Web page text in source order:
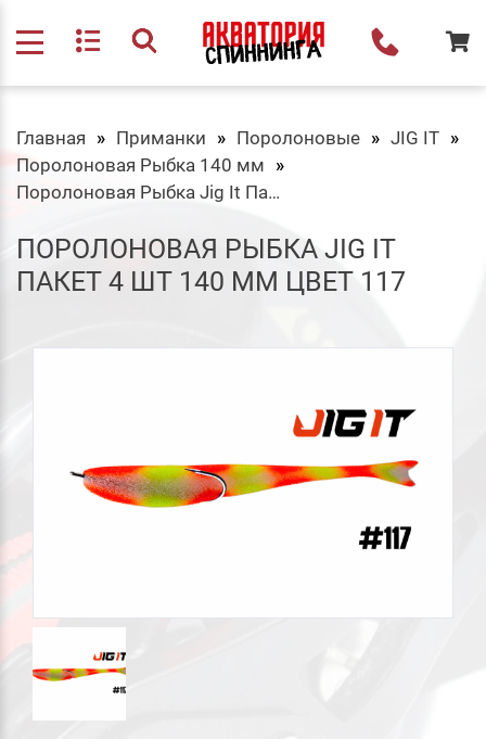
Главная Приманки Поролоновые
JIG IT
Поролоновая Рыбка 140 мм
Поролоновая Рыбка Jig It Пакет 4 шт 140 мм Цвет 117
ПОРОЛОНОВАЯ РЫБКА JIG IT
ПАКЕТ 4 ШТ 140 ММ ЦВЕТ 117